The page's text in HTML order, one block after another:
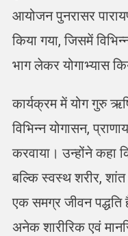
आयोजन पुनरासर
किया गया, जिसमें
भाग लेकर योगाभ्यास
कार्यक्रम में योग गुरु
विभिन्न योगासन,
करवाया। उन्होंने कहा
बल्कि स्वस्थ शरीर,
एक समग्र जीवन पद्धति
अनेक शारीरिक एवं